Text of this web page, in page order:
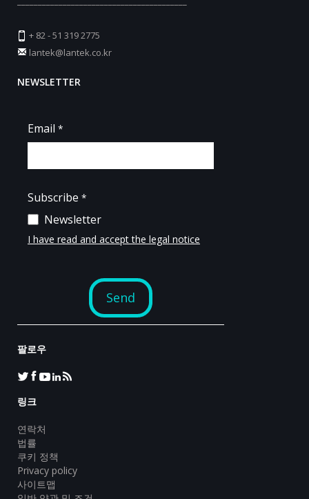
+ 82 - 51 319 2775
lantek@lantek.co.kr
NEWSLETTER
팔로우
링크
연락처
법률
쿠키 정책
Privacy policy
사이트맵